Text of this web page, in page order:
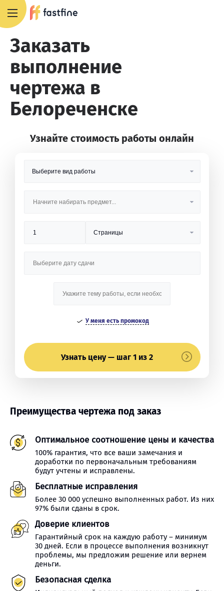
Заказать
выполнение
чертежа в
Белореченске
Узнайте стоимость работы онлайн
У меня есть промокод
Узнать цену — шаг 1 из 2
Преимущества чертежа под заказ
Оптимальное соотношение цены и качества
100% гарантия, что все ваши замечания и
доработки по первоначальным требованиям
будут учтены и исправлены.
Бесплатные исправления
Более 30 000 успешно выполненных работ. Из них
97% были сданы в срок.
Доверие клиентов
Гарантийный срок на каждую работу – минимум
30 дней. Если в процессе выполнения возникнут
проблемы, мы предложим решение или вернем
деньги.
Безопасная сделка